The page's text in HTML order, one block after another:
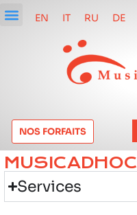
EN IT RU DE
NOS FORFAITS
MUSICADHOC
Services